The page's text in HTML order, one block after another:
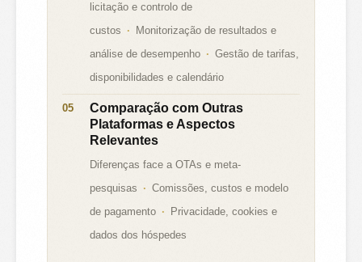
licitação e controlo de
custos
Monitorização de resultados e
análise de desempenho
Gestão de tarifas,
disponibilidades e calendário
Comparação com Outras
Plataformas e Aspectos
Relevantes
Diferenças face a OTAs e meta-
pesquisas
Comissões, custos e modelo
de pagamento
Privacidade, cookies e
dados dos hóspedes